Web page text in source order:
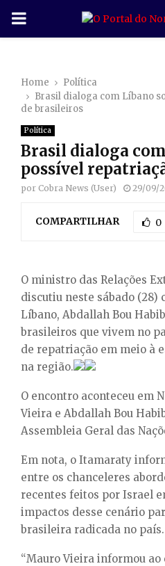
P
M
A
M
E
N
U
Home
Política
Brasil dialoga com Líbano
de brasileiros
Política
Brasil dialoga
possível
por Cobra News (User) 29/09/
COMPARTILHAR 0
O ministro das Relações
discutiu neste sábado (28)
Líbano, Abdallah Bou
brasileiros que vivem no
de repatriação em meio à
na região.
O encontro aconteceu em
Vieira e Abdallah Bou
Assembleia Geral das
Em nota, o Itamaraty
entre os chanceleres
recentes feitos por Israel
impactos desse cenário
brasileira radicada no país.
“Mauro Vieira informou